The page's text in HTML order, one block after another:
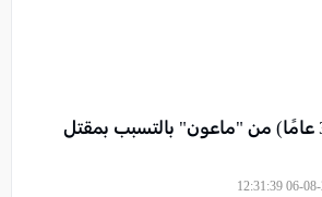
اتهام مستوطن (33 عامًا) من "ماعون" بالتسبب بمقتل